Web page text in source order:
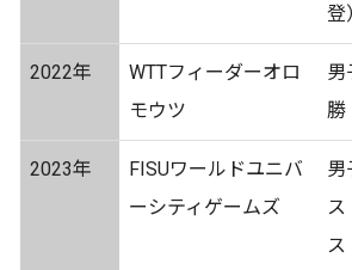
登
2022年
WTTフィーダーオロ
モウツ
男
勝
2023年
FISUワールドユニバ
ーシティゲームズ
男
ス
ス